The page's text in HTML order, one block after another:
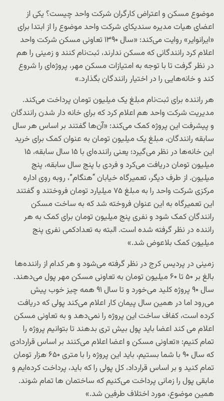
موضوع مسکن و اعتراض کارگران شرکت واحد چیست؟ یکی از
اعضای هیات مدیره سندیکای شرکت واحد موضوع را از ابتدا برای
«ایران‎وایر» روایت می‌کند: «سال ۱۳۹۰ تعاونی مسکن شرکت واحد
اعلام ‌کرد رانندگانی که مسکن ندارند، ثبت‌نام کنند و زمینی را هم
در نظر ‌گرفت تا با توجه به امتیازات مسکن مهر، پروژه‌ای را شروع
کند و خانه‌هایی را در اختیار رانندگان بگذارد.»
هر راننده برای ثبت‌نام مبلغ یک میلیون تومان پرداخت می‌کند.
مدیریت شرکت واحد هم اعلام ‌کرد که برای خانه دار شدن رانندگان
و پیشرفت این پروژه کمک می‌کند: «آن‌ها گفتند بر اساس هر سال
سابقه رانندگان، مبلغ یک میلیون تومان به عنوان کمک برای خرید
این خانه‌ها در نظر می‌گیرد؛ یعنی راننده‌ای با ۱۵ سال سابقه، ۱۵
میلیون تومان دریافت می‌کرد و فردی با پنج سال سابقه، پنج
میلیون. از طرف دیگر، تعمیرگاه خیابان “هنگام”، روبه روی اداره
مرکزی شرکت واحد را به مبلغ ۷۵ میلیارد تومان فروختند و گفتند
این تعمیرگاه به این عنوان فروخته شد که به ساخت مسکن
رانندگان کمک شود و نفری پنج میلیون تومان برای کمک به هر
راننده در نظر گرفته شده است. البته به تعدادکمی نفری پنج
میلیون کمک بلاعوض شد.»
زمینی در پردیس کرج در نظر گرفته می‌شود و هر کدام از راننده‌ها
بالغ بر ۵۰ تا ۶۰ میلیون تومان به تعاونی مسکن مهر پول می‌دهند.
سال ۹۰ پروژه کلید می‌خورد و تا سال ۹۱ همه چیز خوب پیش
می‌رود اما در همین سال پیمان کار اعلام می‌کند پولی که دریافت
کرده است، کفاف ساخت این پروژه را نمی‌دهد و به تعاونی مسکن
اعلام می کند اعضا باید پول بیش تری بدهند تا بتوانیم پروژه را
تمام کنیم: «تعاونی مسکن و اعضا اعلام می‌کنند بر اساس قراردادی
که سال ۹۰ با شما بستیم، باید این پروژه را با متری ۶۵۰ هزار تومان
تمام کنید و بر اساس قرارداد، کل پولی را که باید، پرداخت کرده‌ایم و
مابقی پول را زمانی پرداخت می‌کنیم که ساختمان ها تمام شوند.
همین موضوع، مورد اختلاف طرفین شد.»